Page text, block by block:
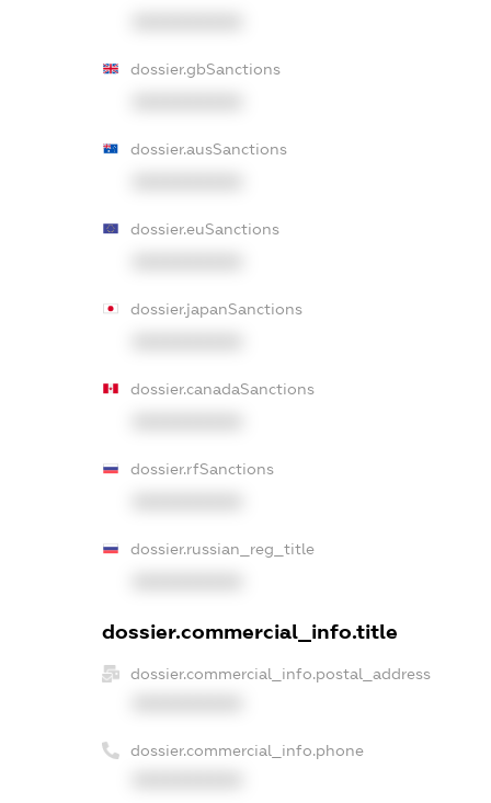
dossier.gbSanctions
dossier.ausSanctions
dossier.euSanctions
dossier.japanSanctions
dossier.canadaSanctions
dossier.rfSanctions
dossier.russian_reg_title
dossier.commercial_info.title
dossier.commercial_info.postal_address
dossier.commercial_info.phone